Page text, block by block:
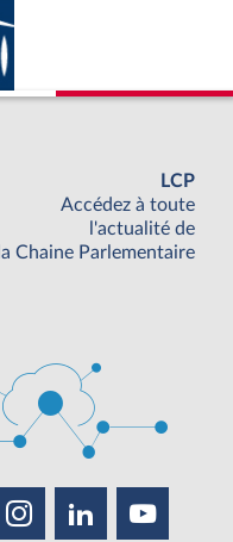
LCP
Accédez à toute
l'actualité de
la Chaine Parlementaire